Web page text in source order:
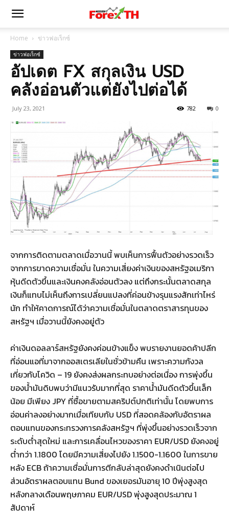
Home ข่าวฟอเร็กซ์
ข่าวฟอเร็กซ์
อัปเดต FX สกุลเงิน USD
คลังอ่อนตัวแต่ยังไปต่อได้
July 23, 2021 0
782
จากการติดตามตลาดเมื่อวานนี้ พบเห็นการฟื้นตัวอย่างรวดเร็ว
จากการขาดความเชื่อมั่น ในความเสี่ยงค่าเงินของสหรัฐอเมริกา
หุ้นดีดตัวขึ้นและเงินคงคลังอ่อนตัวลง แต่ถึงกระนั้นตลาดสกุล
เงินก็แทบไม่เห็นถึงการเปลี่ยนแปลงที่ค่อนข้างรุนแรงสักเท่าไหร่
นัก ทำให้คาดการณ์ได้ว่าความเชื่อมั่นในตลาดตราสารทุนของ
สหรัฐฯ เมื่อวานนี้ยังคงอยู่ตัว
ค่าเงินดอลลาร์สหรัฐยังคงค่อนข้างแข็ง พบรายงานยอดค้าปลีก
ที่อ่อนแอที่มาจากออสเตรเลียในชั่วข้ามคืน เพราะความกังวล
เกี่ยวกับโควิด – 19 ยังคงส่งผลกระทบอย่างต่อเนื่อง การพุ่งขึ้น
ของน้ำมันดิบพบว่ามีแนวรับมากที่สุด ราคาน้ำมันดีดตัวขึ้นเล็ก
น้อย มีเพียง JPY ที่ซื้อขายตามสคริปต์ปกติเท่านั้น โดยพบการ
อ่อนค่าลงอย่างมากเมื่อเทียบกับ USD ที่สอดคล้องกับอัตราผล
ตอบแทนของกระทรวงการคลังสหรัฐฯ ที่พุ่งขึ้นอย่างรวดเร็วจาก
ระดับต่ำสุดใหม่ และการเคลื่อนไหวของราคา EUR/USD ยังคงอยู่
ต่ำกว่า 1.1800 โดยมีความเสี่ยงไปยัง 1.1500-1.1600 ในการขาย
หลัง ECB ถ้าความเชื่อมั่นการตีกลับล่าสุดยังคงดำเนินต่อไป
ส่วนอัตราผลตอบแทน Bund ของเยอรมันอายุ 10 ปีพุ่งสูงสุด
หลังกลางเดือนพฤษภาคม EUR/USD พุ่งสูงสุดประมาณ 1
สัปดาห์